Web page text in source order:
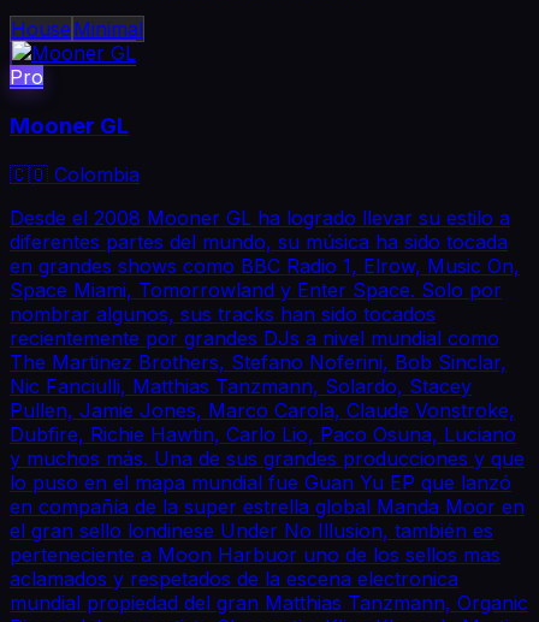
House Minimal
Pro
Mooner GL
🇨🇴 Colombia
Desde el 2008 Mooner GL ha logrado llevar su estilo a
diferentes partes del mundo, su música ha sido tocada
en grandes shows como BBC Radio 1, Elrow, Music On,
Space Miami, Tomorrowland y Enter Space. Solo por
nombrar algunos, sus tracks han sido tocados
recientemente por grandes DJs a nivel mundial como
The Martinez Brothers, Stefano Noferini, Bob Sinclar,
Nic Fanciulli, Matthias Tanzmann, Solardo, Stacey
Pullen, Jamie Jones, Marco Carola, Claude Vonstroke,
Dubfire, Richie Hawtin, Carlo Lio, Paco Osuna, Luciano
y muchos más. Una de sus grandes producciones y que
lo puso en el mapa mundial fue Guan Yu EP que lanzó
en compañía de la super estrella global Manda Moor en
el gran sello londinese Under No Illusion, también es
perteneciente a Moon Harbuor uno de los sellos mas
aclamados y respetados de la escena electronica
mundial propiedad del gran Matthias Tanzmann, Organic